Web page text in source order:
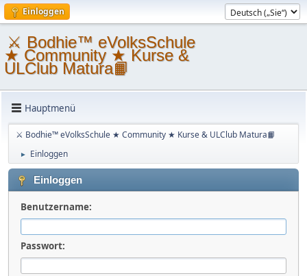
Einloggen
⚔ Bodhie™ eVolksSchule
★ Community ★ Kurse &
ULClub Matura📙
Hauptmenü
⚔ Bodhie™ eVolksSchule ★ Community ★ Kurse & ULClub Matura📙
► Einloggen
Einloggen
Benutzername:
Passwort: